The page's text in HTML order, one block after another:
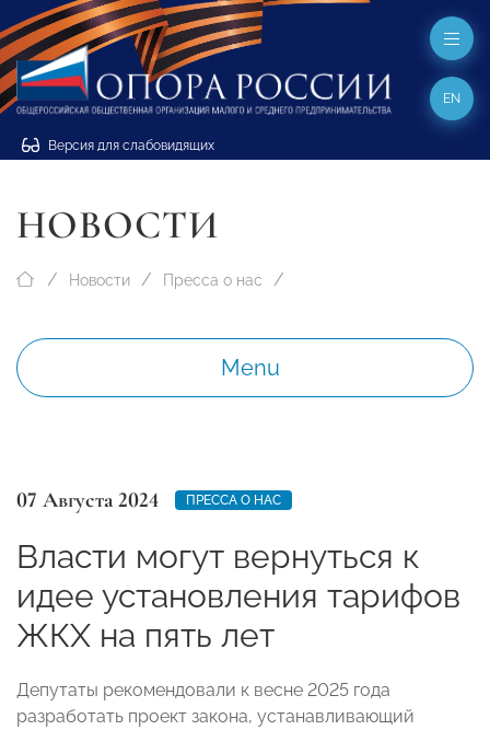
Версия для слабовидящих
EN
НОВОСТИ
Новости Пресса о нас
Menu
07 Августа 2024 ПРЕССА О НАС
Власти могут вернуться к
идее установления тарифов
ЖКХ на пять лет
Депутаты рекомендовали к весне 2025 года
разработать проект закона, устанавливающий